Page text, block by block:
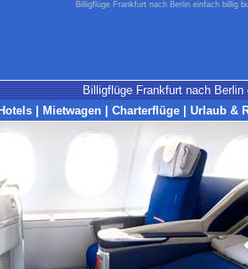
Billigflüge Frankfurt nach Berlin einfach billig
Billigflüge Frankfurt nach
Hotels Mietwagen Charterflüge Urlaub &